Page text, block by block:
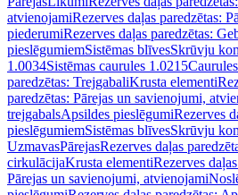
atvienojamiRezerves daļas paredzētas:
piederumiRezerves daļas paredzētas:
pieslēgumiemSistēmas blīvesSkrūvju
1.0034Sistēmas caurules 1.0215
paredzētas: TrejgabaliKrusta elementi
paredzētas: Pārejas un savienojumi,
trejgabalsApsildes pieslēgumiRezerves
pieslēgumiemSistēmas blīvesSkrūvju
UzmavasPārejasRezerves daļas
cirkulācijaKrusta elementiRezerves
Pārejas un savienojumi, atvienojami